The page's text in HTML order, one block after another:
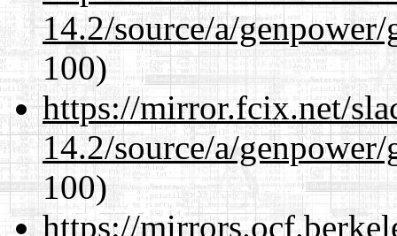
14.2/source/a/
100)
https://mirror.fcix.net/
14.2/source/a/
100)
https://